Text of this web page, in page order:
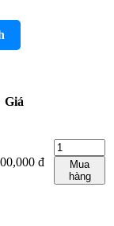
Giá
đ
Mua
hàng